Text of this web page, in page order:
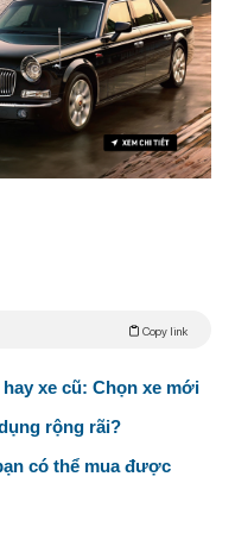
Copy link
xe cũ: Chọn xe mới
rộng rãi?
có thể mua được